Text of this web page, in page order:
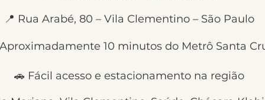
📍 Rua Arabé, 80 – Vila Clementino – São Paulo
10 minutos do Metrô Santa
🚗 Fácil acesso e estacionamento na região